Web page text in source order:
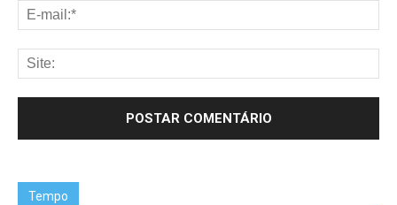
Tempo